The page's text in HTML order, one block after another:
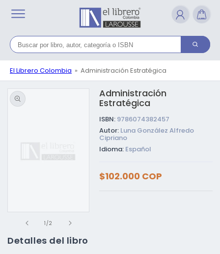
directamente
al contenido
El Librero Colombia Administración Estratégica
Ir directamente a la
información del
elemento
1
en
1 /de
2
Administración
Estratégica
ISBN: 9786074382457
Autor: Luna González Alfredo
Cipriano
Idioma: Español
Precio
habitual
$102.000 COP
Detalles del libro